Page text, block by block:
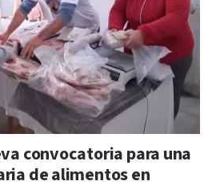
convocatoria para una
de alimentos en